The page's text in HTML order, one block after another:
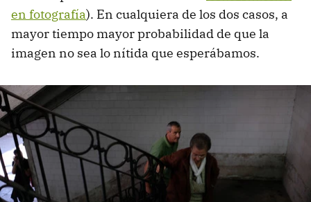
en fotografía). En cualquiera de los dos casos, a
mayor tiempo mayor probabilidad de que la
imagen no sea lo nítida que esperábamos.